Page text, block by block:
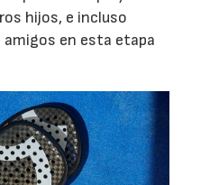
hijos, e incluso
en esta etapa